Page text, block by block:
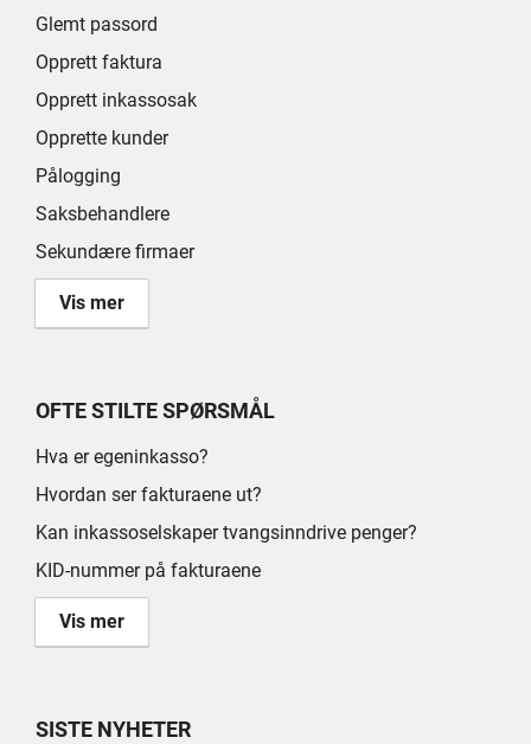
Glemt passord
Opprett faktura
Opprett inkassosak
Opprette kunder
Pålogging
Saksbehandlere
Sekundære firmaer
Vis mer
OFTE STILTE SPØRSMÅL
Hva er egeninkasso?
Hvordan ser fakturaene ut?
Kan inkassoselskaper tvangsinndrive penger?
KID-nummer på fakturaene
Vis mer
SISTE NYHETER